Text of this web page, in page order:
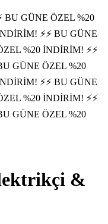
BU GÜNE ÖZEL %20
⚡⚡ BU GÜNE
%20 İNDİRİM! ⚡⚡
GÜNE ÖZEL %20
⚡⚡ BU GÜNE
%20 İNDİRİM! ⚡⚡
GÜNE ÖZEL %20
&